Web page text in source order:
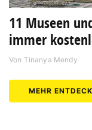
11 Museen
immer
Von Tinanya Mendy
MEHR